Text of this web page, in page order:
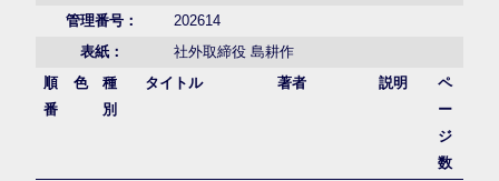
管理番号：
202614
表紙：
社外取締役 島耕作
順
番
色
種
別
タイトル 著者 説明
ペ
ー
ジ
数